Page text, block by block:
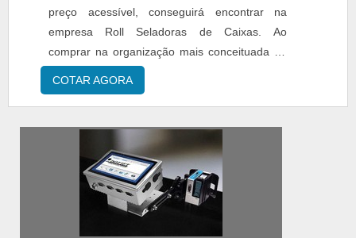
preço acessível, conseguirá encontrar na
empresa Roll Seladoras de Caixas. Ao
comprar na organização mais conceituada do
ramo, o cliente conta com o melhor em
qualidade e custo-benefício.MAIS SOBRE
COM FITA PREÇO JUSTO Quem pesquisa na
internet por máquina de fechar caixa de
papelão com fita preço acessível em uma e...
COTAR AGORA